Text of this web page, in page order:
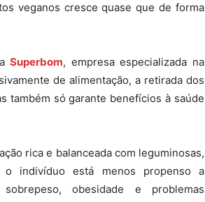
veganos cresce quase que de forma
Superbom, empresa especializada na
de alimentação, a retirada dos
também só garante benefícios à saúde
rica e balanceada com leguminosas,
o indivíduo está menos propenso a
obesidade e problemas